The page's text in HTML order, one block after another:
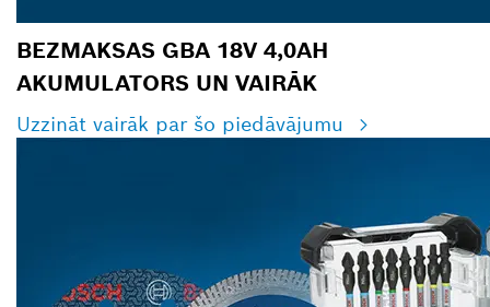
BEZMAKSAS GBA 18V 4,0AH
AKUMULATORS UN VAIRĀK
Uzzināt vairāk par šo piedāvājumu